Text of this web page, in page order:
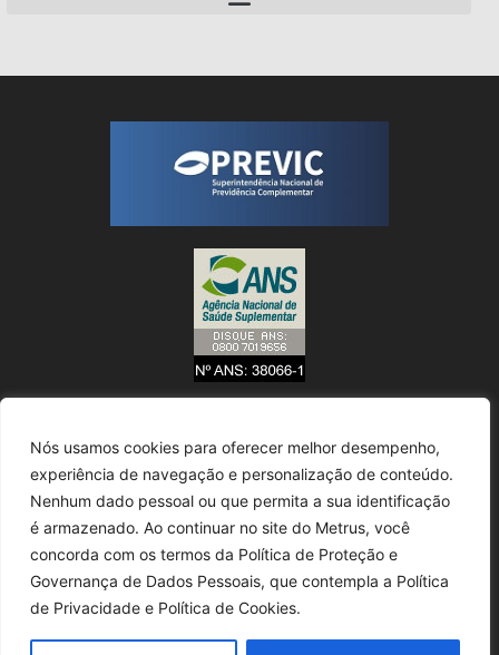
Nós usamos cookies para oferecer melhor desempenho,
experiência de navegação e personalização de conteúdo.
Nenhum dado pessoal ou que permita a sua identificação
é armazenado. Ao continuar no site do Metrus, você
concorda com os termos da Política de Proteção e
Governança de Dados Pessoais, que contempla a Política
de Privacidade e Política de Cookies.